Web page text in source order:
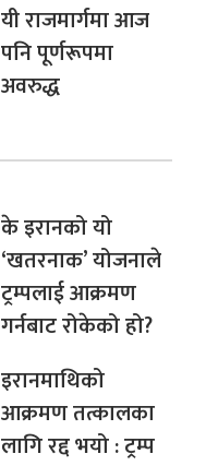
यी राजमार्गमा आज
पनि पूर्णरूपमा
अवरुद्ध
के इरानको यो
‘खतरनाक’ योजनाले
ट्रम्पलाई आक्रमण
गर्नबाट रोकेको हो?
इरानमाथिको
आक्रमण तत्कालका
लागि रद्द भयो : ट्रम्प